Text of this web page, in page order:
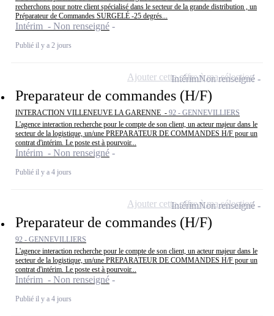
recherchons pour notre client spécialisé dans le secteur de la grande distribution , un
Préparateur de Commandes SURGELÉ -25 degrés...
Intérim - Non renseigné
Publié il y a 2 jours
Preparateur de commandes (H/F)
INTERACTION VILLENEUVE LA GARENNE - 92 - GENNEVILLIERS
L'agence interaction recherche pour le compte de son client, un acteur majeur dans le
secteur de la logistique, un/une PREPARATEUR DE COMMANDES H/F pour un
contrat d'intérim. Le poste est à pourvoir...
Intérim - Non renseigné
Publié il y a 4 jours
IntérimNon renseigné
Ajouter cette offre à ma sélection
Preparateur de commandes (H/F)
92 - GENNEVILLIERS
L'agence interaction recherche pour le compte de son client, un acteur majeur dans le
secteur de la logistique, un/une PREPARATEUR DE COMMANDES H/F pour un
contrat d'intérim. Le poste est à pourvoir...
Intérim - Non renseigné
Publié il y a 4 jours
IntérimNon renseigné
Ajouter cette offre à ma sélection